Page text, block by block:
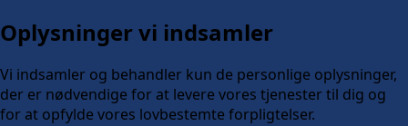
Oplysninger vi indsamler
Vi indsamler og behandler kun de personlige oplysninger,
der er nødvendige for at levere vores tjenester til dig og
for at opfylde vores lovbestemte forpligtelser.